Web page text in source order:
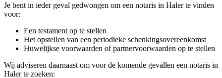
Je bent in ieder geval gedwongen om een notaris in Haler te vinden
voor:
Een testament op te stellen
Het opstellen van een periodieke schenkingsovereenkomst
Huwelijkse voorwaarden of partnervoorwaarden op te stellen
Wij adviseren daarnaast om voor de komende gevallen een notaris in
Haler te zoeken: